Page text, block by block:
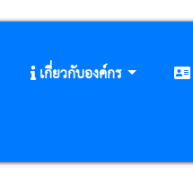
เกี่ยวกับองค์กร